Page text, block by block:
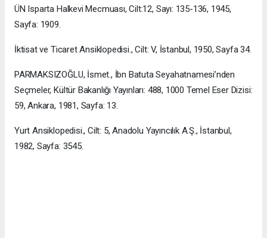
ÜN Isparta Halkevi Mecmuası, Cilt:12, Sayı: 135-136, 1945,
Sayfa: 1909.
İktisat ve Ticaret Ansiklopedisi., Cilt: V, İstanbul, 1950, Sayfa 34.
PARMAKSIZOĞLU, İsmet., İbn Batuta Seyahatnamesi’nden
Seçmeler, Kültür Bakanlığı Yayınları: 488, 1000 Temel Eser Dizisi:
59, Ankara, 1981, Sayfa: 13.
Yurt Ansiklopedisi., Cilt: 5, Anadolu Yayıncılık A.Ş., İstanbul,
1982, Sayfa: 3545.